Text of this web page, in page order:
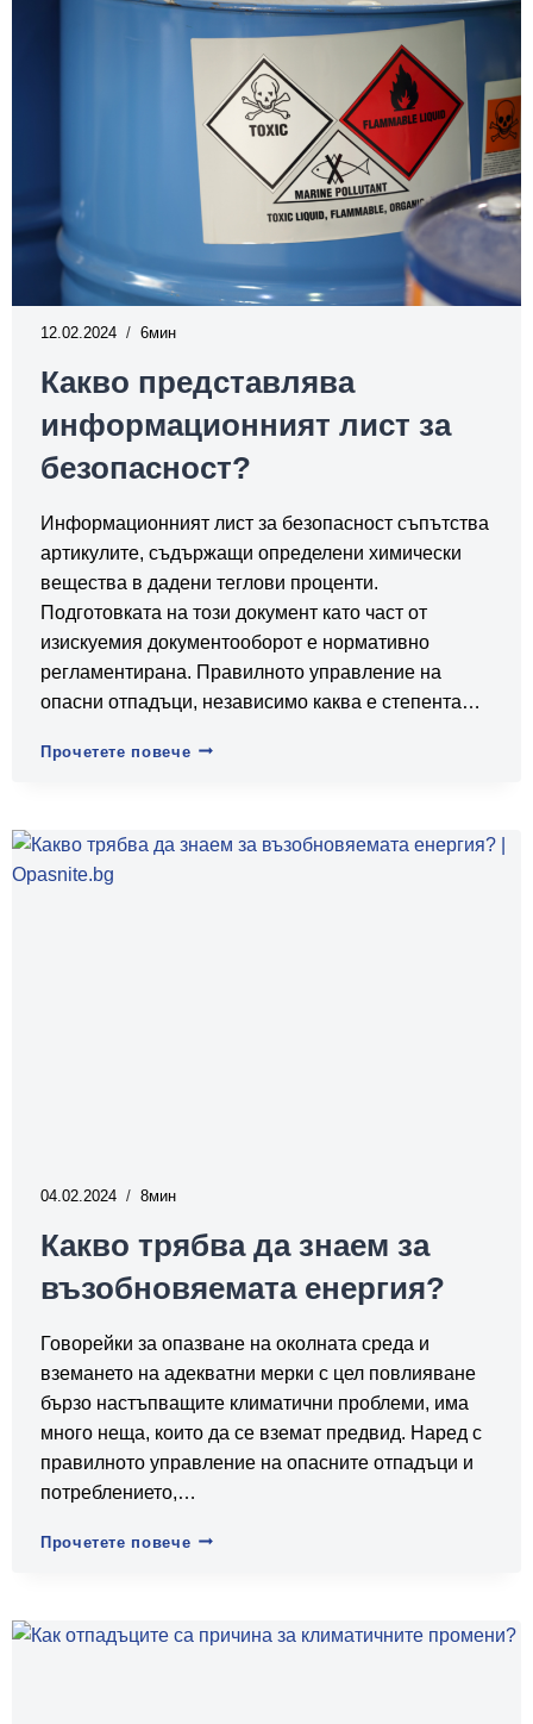
видове
12.02.2024 6
Какво представлява
информационният лист за
безопасност?
Информационният лист за безопасност съпътства
артикулите, съдържащи определени химически
вещества в дадени теглови проценти.
Подготовката на този документ като част от
изискуемия документооборот е нормативно
регламентирана. Правилното управление на
опасни отпадъци, независимо каква е степента…
Прочетете повечеКакво
за
04.02.2024 8
Какво трябва да знаем за
възобновяемата енергия?
Говорейки за опазване на околната среда и
вземането на адекватни мерки с цел повлияване
бързо настъпващите климатични проблеми, има
много неща, които да се вземат предвид. Наред с
правилното управление на опасните отпадъци и
потреблението,…
Прочетете повечеКакво
за